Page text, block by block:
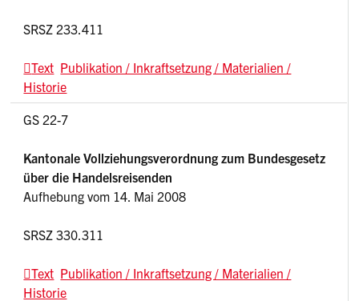
SRSZ 233.411
Text Publikation / Inkraftsetzung / Materialien /
Historie
GS 22-7
Kantonale Vollziehungsverordnung zum Bundesgesetz
über die Handelsreisenden
Aufhebung vom 14. Mai 2008
SRSZ 330.311
Text Publikation / Inkraftsetzung / Materialien /
Historie